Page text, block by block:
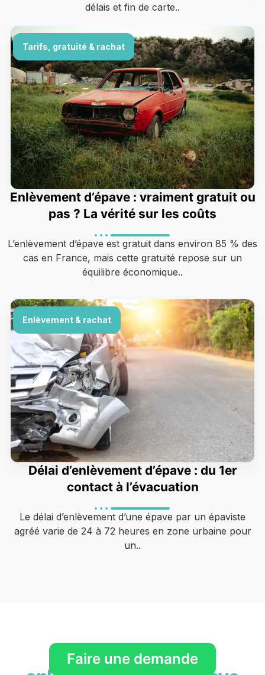
délais et fin de carte..
Tarifs, gratuité & rachat
Enlèvement d’épave : vraiment gratuit ou
pas ? La vérité sur les coûts
L’enlèvement d’épave est gratuit dans environ 85 % des
cas en France, mais cette gratuité repose sur un
équilibre économique..
Enlèvement & rachat
Délai d’enlèvement d’épave : du 1er
contact à l’évacuation
Le délai d’enlèvement d’une épave par un épaviste
agréé varie de 24 à 72 heures en zone urbaine pour
un..
Conditionspour l'
Faire une demande